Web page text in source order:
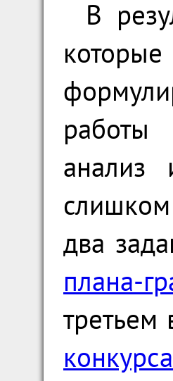
В
работы
два
плана-
конкурса